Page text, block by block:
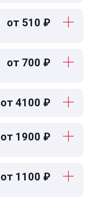
от 510 ₽
от 700 ₽
от 4100 ₽
от 1900 ₽
от 1100 ₽